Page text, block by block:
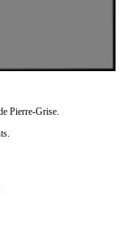
Pierre-Grise.